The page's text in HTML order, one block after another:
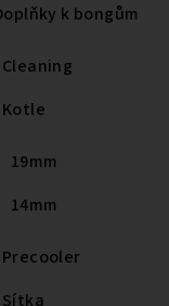
k bongům
Cleaning
Kotle
19mm
14mm
Precooler
Sítka